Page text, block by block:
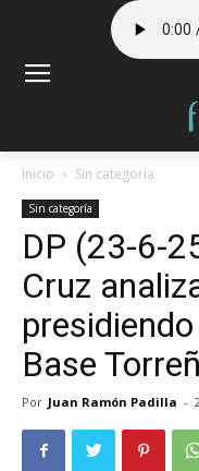
Inicio Sin categoría
Sin categoría
DP (23-6-
Cruz
Base
Por Juan Ramón Padilla -